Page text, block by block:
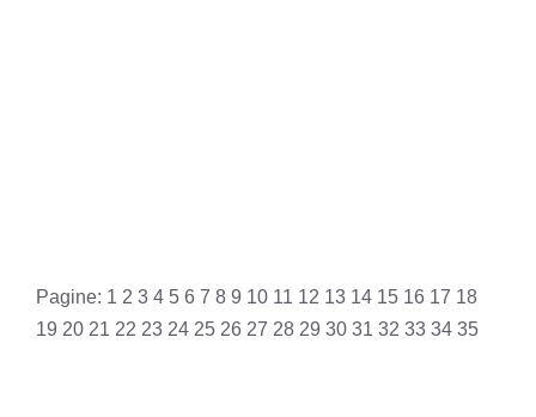
Pagine: 1 2 3 4 5 6 7 8 9 10 11 12 13 14 15 16 17 18
19 20 21 22 23 24 25 26 27 28 29 30 31 32 33 34 35